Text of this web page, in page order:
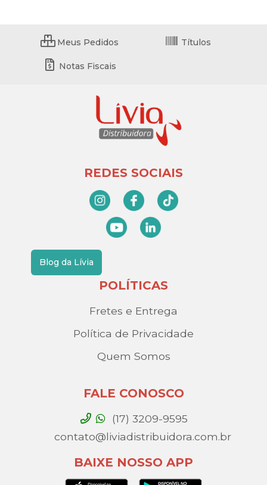
Meus Pedidos Títulos
Notas Fiscais
REDES SOCIAIS
Blog da Lívia
POLÍTICAS
Fretes e Entrega
Política de Privacidade
Quem Somos
FALE CONOSCO
(17) 3209-9595
contato@liviadistribuidora.com.br
BAIXE NOSSO APP